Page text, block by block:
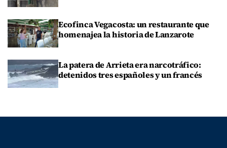
Ecofinca Vegacosta: un restaurante que
homenajea la historia de Lanzarote
La patera de Arrieta era narcotráfico:
detenidos tres españoles y un francés